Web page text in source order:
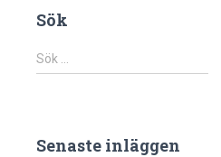
Sök
S
ö
t
Sök …
Senaste inläggen